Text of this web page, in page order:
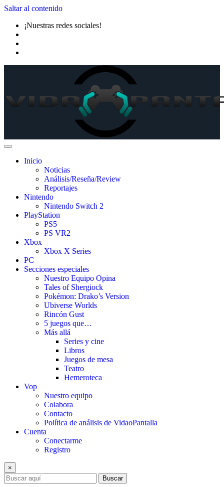
Saltar al contenido
¡Nuestras redes sociales!
Inicio
Noticias
Análisis/Reseña/Review
Reportajes
Nintendo
Nintendo Switch 2
PlayStation
PS5
PS VR2
Xbox
Xbox X Series
PC
Secciones especiales
Nuestro Equipo Opina
Tales of Shergiock
Pokémon: Drako’s Version
Ubiverse Worlds
Rincón Gust
5 juegos que…
Más allá
Series y cine
Libros
Juegos de mesa
Teatro
Hemeroteca
Vop
Nuestro equipo
Colabora
Contacto
Política de análisis de VidaoPantalla
Cuenta
Conectarme
Registro
×
Buscar